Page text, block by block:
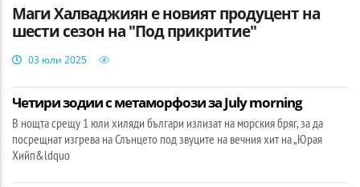
Маги Халваджиян е новият продуцент на
шести сезон на "Под прикритие"
03 юли 2025
Четири зодии с метаморфози за July morning
В нощта срещу 1 юли хиляди българи излизат на морския бряг, за да
посрещнат изгрева на Слънцето под звуците на вечния хит на „Юрая
Хийп&ldquo